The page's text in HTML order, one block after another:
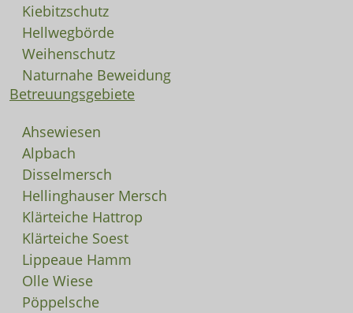
Kiebitzschutz
Hellwegbörde
Weihenschutz
Naturnahe Beweidung
Betreuungsgebiete
Ahsewiesen
Alpbach
Disselmersch
Hellinghauser Mersch
Klärteiche Hattrop
Klärteiche Soest
Lippeaue Hamm
Olle Wiese
Pöppelsche